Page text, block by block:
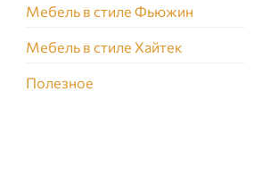
Мебель в стиле Фьюжин
Мебель в стиле Хайтек
Полезное